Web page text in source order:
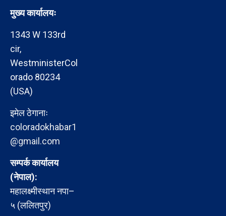
मुख्य कार्यालयः
1343 W 133rd
cir,
WestministerCol
orado 80234
(USA)
इमेल ठेगानाः
coloradokhabar1
@gmail.com
सम्पर्क कार्यालय
(नेपाल):
महालक्ष्मीस्थान नपा–
५ (ललितपुर)